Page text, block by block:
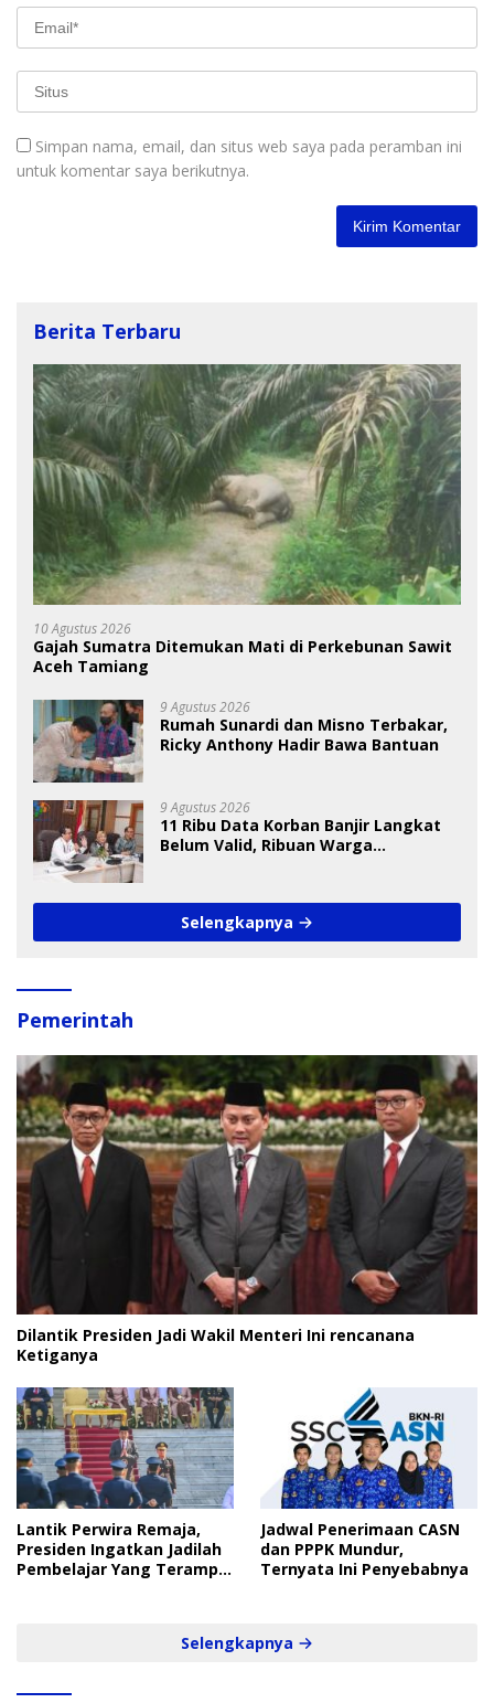
Simpan nama, email, dan situs web saya pada peramban ini
untuk komentar saya berikutnya.
Berita Terbaru
10 Agustus 2026
Gajah Sumatra Ditemukan Mati di Perkebunan Sawit
Aceh Tamiang
9 Agustus 2026
Rumah Sunardi dan Misno Terbakar,
Ricky Anthony Hadir Bawa Bantuan
9 Agustus 2026
11 Ribu Data Korban Banjir Langkat
Belum Valid, Ribuan Warga
Selengkapnya
Pemerintah
Dilantik Presiden Jadi Wakil Menteri Ini rencanana
Ketiganya
Lantik Perwira Remaja,
Presiden Ingatkan Jadilah
Pembelajar Yang Terampil
Jadwal Penerimaan CASN
dan PPPK Mundur,
Ternyata Ini Penyebabnya
Selengkapnya